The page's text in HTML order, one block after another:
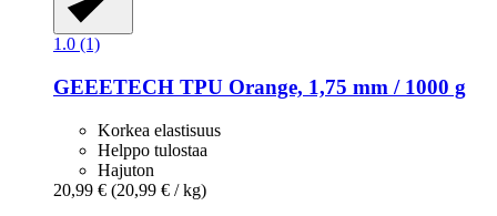
1.0 (1)
GEEETECH TPU Orange, 1,75 mm / 1000 g
Korkea elastisuus
Helppo tulostaa
Hajuton
20,99 € (20,99 € / kg)